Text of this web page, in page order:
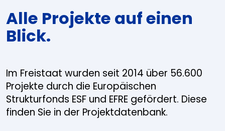
Alle Projekte auf einen
Blick.
Im Freistaat wurden seit 2014 über 56.600
Projekte durch die Europäischen
Strukturfonds ESF und EFRE gefördert. Diese
finden Sie in der Projektdatenbank.